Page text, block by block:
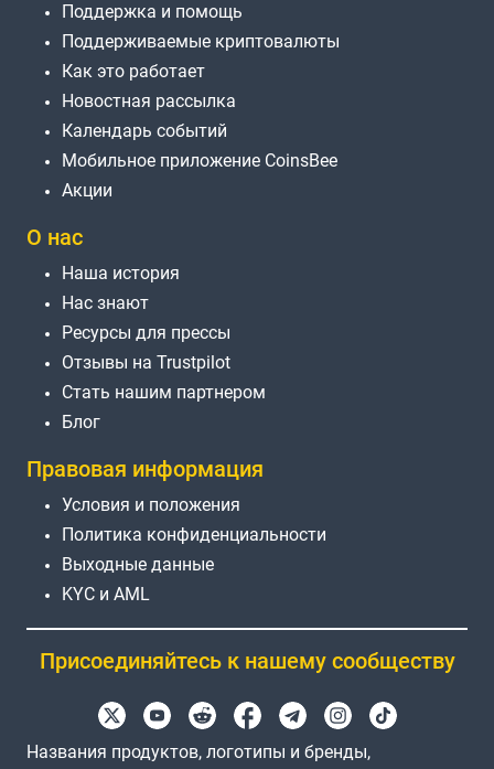
Поддержка и помощь
Поддерживаемые криптовалюты
Как это работает
Новостная рассылка
Календарь событий
Мобильное приложение CoinsBee
Акции
О нас
Наша история
Нас знают
Ресурсы для прессы
Отзывы на Trustpilot
Стать нашим партнером
Блог
Правовая информация
Условия и положения
Политика конфиденциальности
Выходные данные
KYC и AML
Присоединяйтесь к нашему сообществу
Названия продуктов, логотипы и бренды,